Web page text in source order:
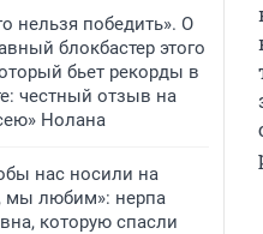
нельзя победить». О
блокбастер этого
бьет рекорды в
честный отзыв на
Нолана
нас носили на
мы любим»: нерпа
которую спасли